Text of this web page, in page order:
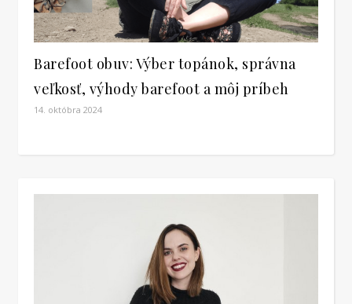
Barefoot obuv: Výber topánok, správna
veľkosť, výhody barefoot a môj príbeh
14. októbra 2024